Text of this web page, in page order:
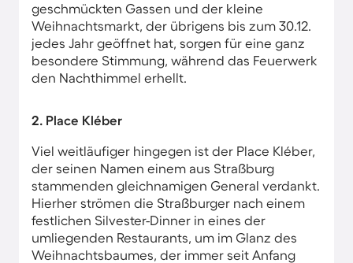
geschmückten Gassen und der kleine
Weihnachtsmarkt, der übrigens bis zum 30.12.
jedes Jahr geöffnet hat, sorgen für eine ganz
besondere Stimmung, während das Feuerwerk
den Nachthimmel erhellt.
2. Place Kléber
Viel weitläufiger hingegen ist der Place Kléber,
der seinen Namen einem aus Straßburg
stammenden gleichnamigen General verdankt.
Hierher strömen die Straßburger nach einem
festlichen Silvester-Dinner in eines der
umliegenden Restaurants, um im Glanz des
Weihnachtsbaumes, der immer seit Anfang